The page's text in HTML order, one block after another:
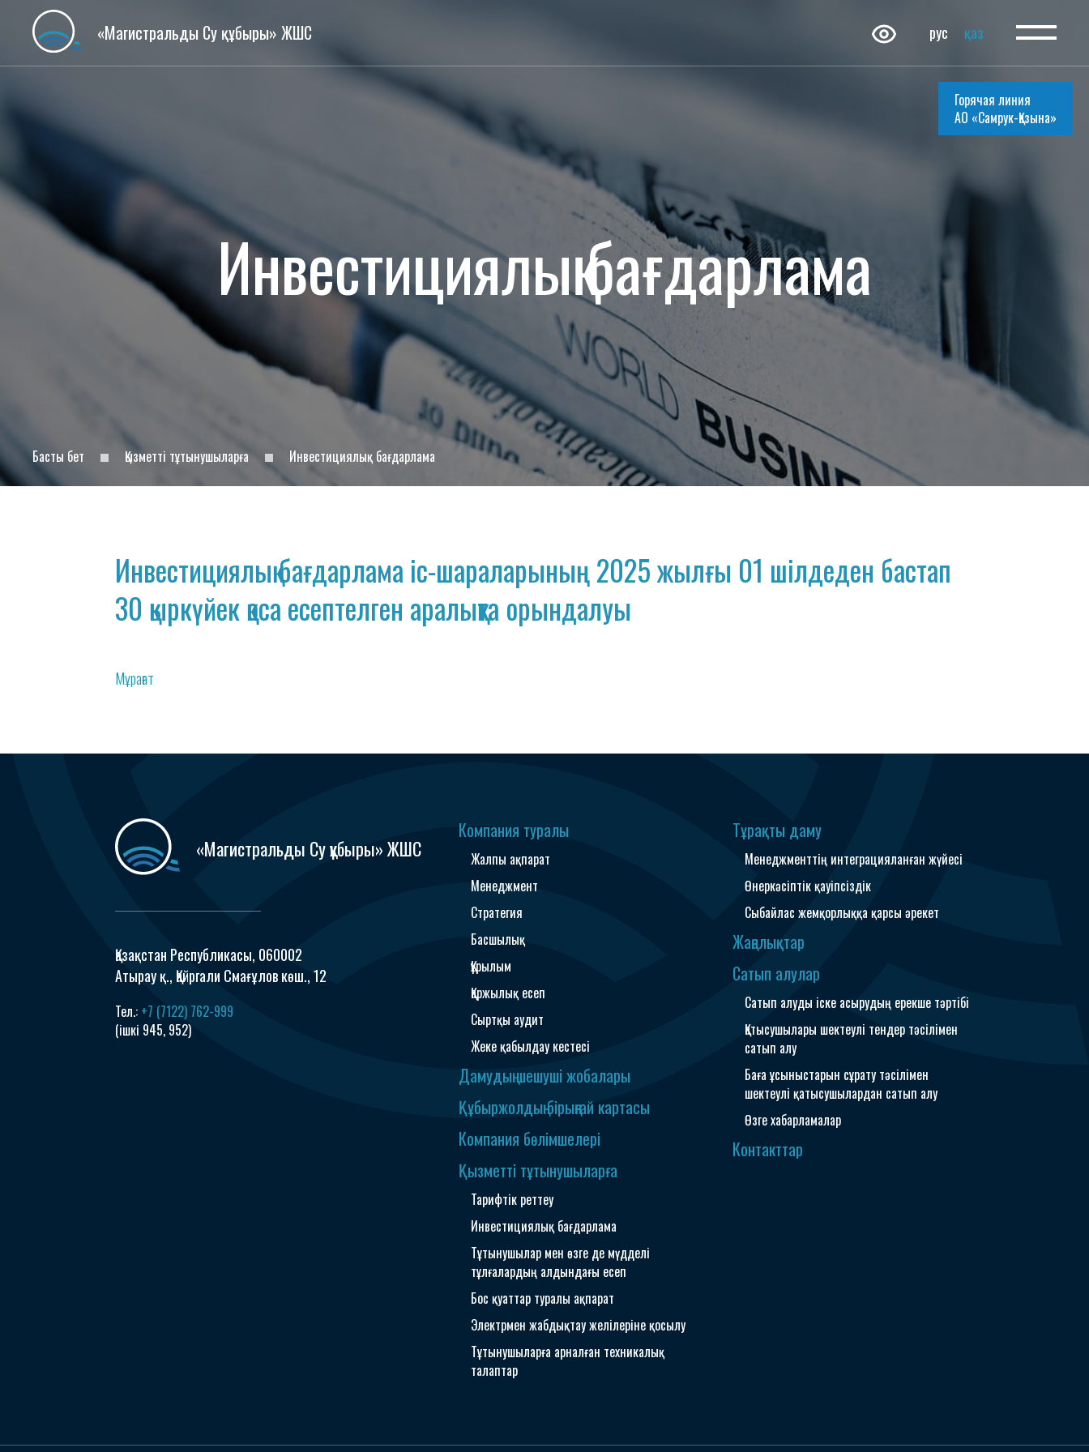
Горячая линия
АО «Самрук-Қазына»
«Магистральды Су құбыры» ЖШС рус қаз
Инвестициялық бағдарлама
Басты бет Қызметті тұтынушыларға Инвестициялық бағдарлама
Инвестициялық бағдарлама іс-шараларының 2025 жылғы 01 шілдеден бастап
30 қыркүйек қоса есептелген аралықта орындалуы
Мұрағат
«Магистральды Су құбыры» ЖШС
Қазақстан Республикасы, 060002
Атырау қ., Қайргали Смағұлов көш., 12
Тел.: +7 (7122) 762-999
(ішкі 945, 952)
Компания туралы
Жалпы ақпарат
Менеджмент
Стратегия
Басшылық
Құрылым
Қаржылық есеп
Сыртқы аудит
Жеке қабылдау кестесі
Дамудың шешуші жобалары
Құбыржолдың бірыңғай картасы
Компания бөлімшелері
Қызметті тұтынушыларға
Тарифтік реттеу
Инвестициялық бағдарлама
Тұтынушылар мен өзге де мүдделі
тұлғалардың алдындағы есеп
Бос қуаттар туралы ақпарат
Электрмен жабдықтау желілеріне қосылу
Тұтынушыларға арналған техникалық
талаптар
Тұрақты даму
Менеджменттің интеграцияланған жүйесі
Өнеркәсіптік қауіпсіздік
Сыбайлас жемқорлыққа қарсы әрекет
Жаңалықтар
Сатып алулар
Сатып алуды іске асырудың ерекше тәртібі
Қатысушылары шектеулі тендер тәсілімен
сатып алу
Баға ұсыныстарын сұрату тәсілімен
шектеулі қатысушылардан сатып алу
Өзге хабарламалар
Контакттар